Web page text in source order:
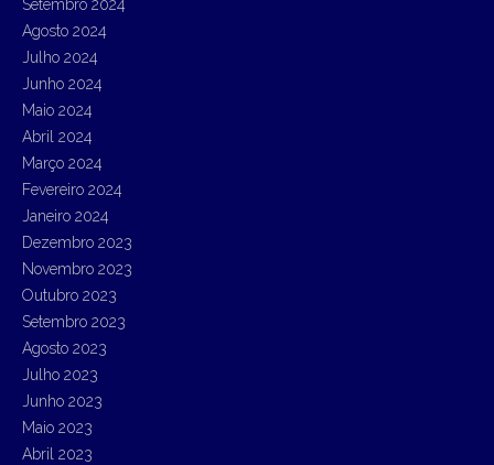
Setembro 2024
Agosto 2024
Julho 2024
Junho 2024
Maio 2024
Abril 2024
Março 2024
Fevereiro 2024
Janeiro 2024
Dezembro 2023
Novembro 2023
Outubro 2023
Setembro 2023
Agosto 2023
Julho 2023
Junho 2023
Maio 2023
Abril 2023